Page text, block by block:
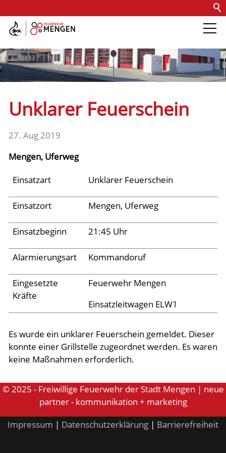
Kontakt Impressum
Barrierefreiheit
Die Feuerwehr
Fachdienste
Fahrzeuge
Einsätze
Aktuelles
Links
Unklarer Feuerschein
27. Aug 2019
Mengen, Uferweg
Einsatzart
Unklarer Feuerschein
Einsatzort Mengen, Uferweg
Einsatzbeginn 21:45 Uhr
Alarmierungsart Kommandoruf
Eingesetzte
Kräfte
Feuerwehr Mengen
Einsatzleitwagen ELW1
Es wurde ein unklarer Feuerschein gemeldet. Dieser
konnte einer Grillstelle zugeordnet werden. Es waren
keine Maßnahmen erforderlich.
© 2025 - Freiwillige Feuerwehr der Stadt Mengen | neue
partner - kommunikation + marketing
Impressum | Datenschutzerklärung | Barrierefreiheit